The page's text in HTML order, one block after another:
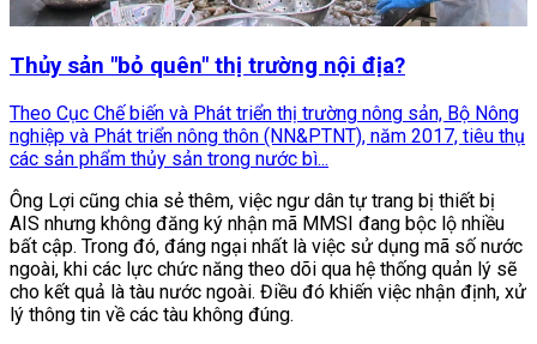
Thủy sản "bỏ quên" thị trường nội địa?
Theo Cục Chế biến và Phát triển thị trường nông sản, Bộ Nông
nghiệp và Phát triển nông thôn (NN&PTNT), năm 2017, tiêu thụ
các sản phẩm thủy sản trong nước bì...
Ông Lợi cũng chia sẻ thêm, việc ngư dân tự trang bị thiết bị
AIS nhưng không đăng ký nhận mã MMSI đang bộc lộ nhiều
bất cập. Trong đó, đáng ngại nhất là việc sử dụng mã số nước
ngoài, khi các lực chức năng theo dõi qua hệ thống quản lý sẽ
cho kết quả là tàu nước ngoài. Điều đó khiến việc nhận định, xử
lý thông tin về các tàu không đúng.